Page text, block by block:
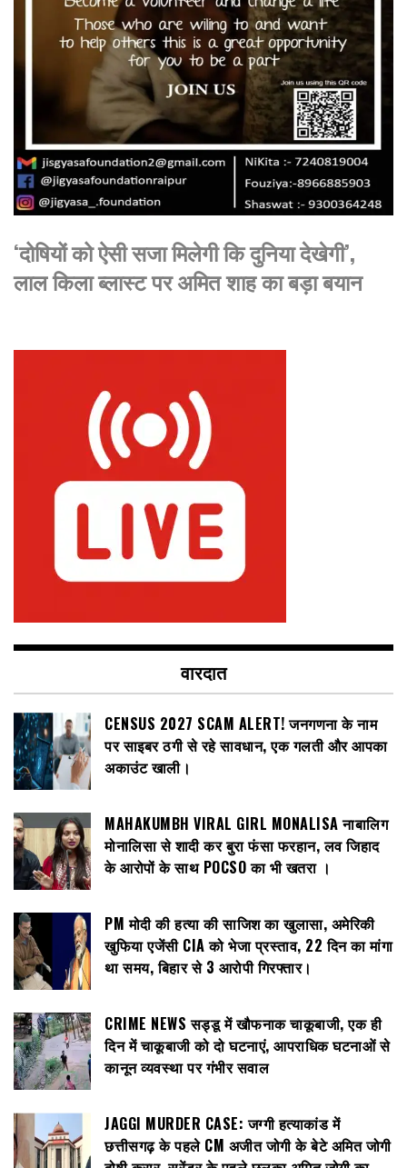
‘दोषियों को ऐसी सजा मिलेगी कि दुनिया देखेगी’,
लाल किला ब्लास्ट पर अमित शाह का बड़ा बयान
वारदात
CENSUS 2027 SCAM ALERT! जनगणना के नाम
पर साइबर ठगी से रहे सावधान, एक गलती और आपका
अकाउंट खाली।
MAHAKUMBH VIRAL GIRL MONALISA नाबालिग
मोनालिसा से शादी कर बुरा फंसा फरहान, लव जिहाद
के आरोपों के साथ POCSO का भी खतरा ।
PM मोदी की हत्या की साजिश का खुलासा, अमेरिकी
खुफिया एजेंसी CIA को भेजा प्रस्ताव, 22 दिन का मांगा
था समय, बिहार से 3 आरोपी गिरफ्तार।
CRIME NEWS सड्डू में खौफनाक चाकूबाजी, एक ही
दिन में चाकूबाजी को दो घटनाएं, आपराधिक घटनाओं से
कानून व्यवस्था पर गंभीर सवाल
JAGGI MURDER CASE: जग्गी हत्याकांड में
छत्तीसगढ़ के पहले CM अजीत जोगी के बेटे अमित जोगी